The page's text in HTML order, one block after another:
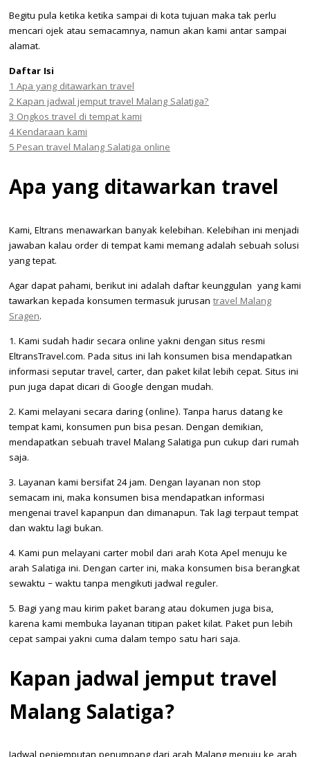
Begitu pula ketika ketika sampai di kota tujuan maka tak perlu
mencari ojek atau semacamnya, namun akan kami antar sampai
alamat.
Daftar Isi
1Apa yang ditawarkan travel
2Kapan jadwal jemput travel Malang Salatiga?
3Ongkos travel di tempat kami
4Kendaraan kami
5Pesan travel Malang Salatiga online
Apa yang ditawarkan travel
Kami, Eltrans menawarkan banyak kelebihan. Kelebihan ini menjadi
jawaban kalau order di tempat kami memang adalah sebuah solusi
yang tepat.
Agar dapat pahami, berikut ini adalah daftar keunggulan yang kami
tawarkan kepada konsumen termasuk jurusan travel Malang
Sragen.
1. Kami sudah hadir secara online yakni dengan situs resmi
EltransTravel.com. Pada situs ini lah konsumen bisa mendapatkan
informasi seputar travel, carter, dan paket kilat lebih cepat. Situs ini
pun juga dapat dicari di Google dengan mudah.
2. Kami melayani secara daring (online). Tanpa harus datang ke
tempat kami, konsumen pun bisa pesan. Dengan demikian,
mendapatkan sebuah travel Malang Salatiga pun cukup dari rumah
saja.
3. Layanan kami bersifat 24 jam. Dengan layanan non stop
semacam ini, maka konsumen bisa mendapatkan informasi
mengenai travel kapanpun dan dimanapun. Tak lagi terpaut tempat
dan waktu lagi bukan.
4. Kami pun melayani carter mobil dari arah Kota Apel menuju ke
arah Salatiga ini. Dengan carter ini, maka konsumen bisa berangkat
sewaktu – waktu tanpa mengikuti jadwal reguler.
5. Bagi yang mau kirim paket barang atau dokumen juga bisa,
karena kami membuka layanan titipan paket kilat. Paket pun lebih
cepat sampai yakni cuma dalam tempo satu hari saja.
Kapan jadwal jemput travel
Malang Salatiga?